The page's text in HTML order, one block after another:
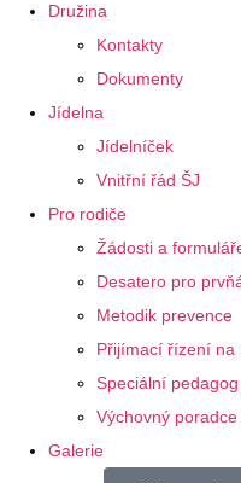
Družina
Kontakty
Dokumenty
Jídelna
Jídelníček
Vnitřní řád ŠJ
Pro rodiče
Žádosti a
Desatero pro
Metodik prevence
Přijímací řízení na
Speciální pedagog
Výchovný poradce
Galerie